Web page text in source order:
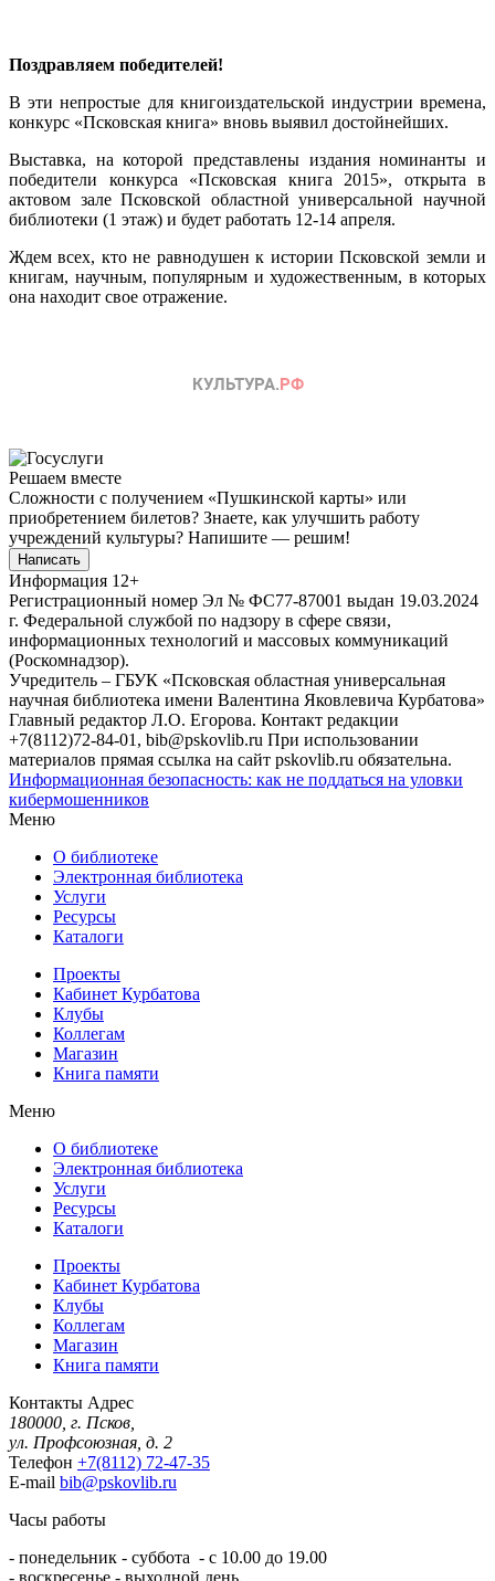
Поздравляем победителей!
В эти непростые для книгоиздательской индустрии времена,
конкурс «Псковская книга» вновь выявил достойнейших.
Выставка, на которой представлены издания номинанты и
победители конкурса «Псковская книга 2015», открыта в
актовом зале Псковской областной универсальной научной
библиотеки (1 этаж) и будет работать 12-14 апреля.
Ждем всех, кто не равнодушен к истории Псковской земли и
книгам, научным, популярным и художественным, в которых
она находит свое отражение.
Решаем вместе
Сложности с получением «Пушкинской карты» или
приобретением билетов? Знаете, как улучшить работу
учреждений культуры? Напишите — решим!
Написать
Информация 12+
Регистрационный номер Эл № ФС77-87001 выдан 19.03.2024
г. Федеральной службой по надзору в сфере связи,
информационных технологий и массовых коммуникаций
(Роскомнадзор).
Учредитель – ГБУК «Псковская областная универсальная
научная библиотека имени Валентина Яковлевича Курбатова»
Главный редактор Л.О. Егорова. Контакт редакции
+7(8112)72-84-01, bib@pskovlib.ru При использовании
материалов прямая ссылка на сайт pskovlib.ru обязательна.
Информационная безопасность: как не поддаться на уловки
кибермошенников
Меню
О библиотеке
Электронная библиотека
Услуги
Ресурсы
Каталоги
Проекты
Кабинет Курбатова
Клубы
Коллегам
Магазин
Книга памяти
Меню
О библиотеке
Электронная библиотека
Услуги
Ресурсы
Каталоги
Проекты
Кабинет Курбатова
Клубы
Коллегам
Магазин
Книга памяти
Контакты Адрес
180000, г. Псков,
ул. Профсоюзная, д. 2
Телефон +7(8112) 72-47-35
E-mail bib@pskovlib.ru
Часы работы
- понедельник - суббота - с 10.00 до 19.00
- воскресенье - выходной день.